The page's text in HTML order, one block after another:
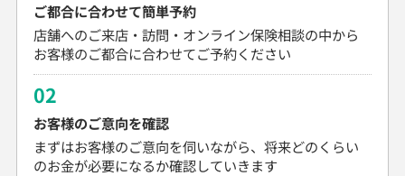
ご都合に合わせて簡単予約
店舗へのご来店・訪問・オンライン保険相談の中から
お客様のご都合に合わせてご予約ください
02
お客様のご意向を確認
まずはお客様のご意向を伺いながら、将来どのくらい
のお金が必要になるか確認していきます